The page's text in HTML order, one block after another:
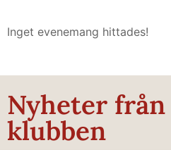
Inget evenemang hittades!
Nyheter
klubben